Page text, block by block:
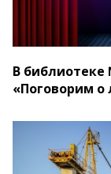
В библиотеке
«Поговорим о